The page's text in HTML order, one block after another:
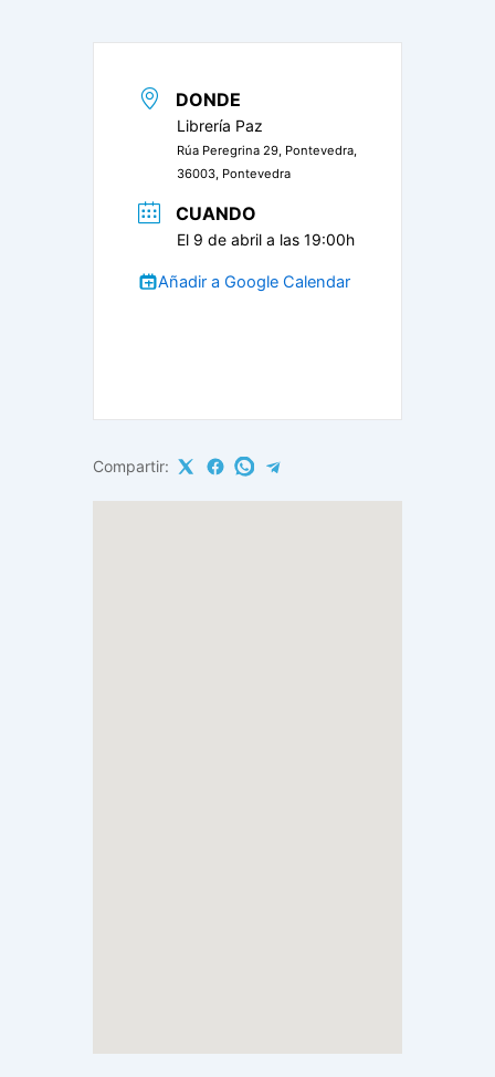
DONDE
Librería Paz
Rúa Peregrina 29, Pontevedra,
36003, Pontevedra
CUANDO
El 9 de abril a las 19:00h
Añadir a Google Calendar
Compartir: